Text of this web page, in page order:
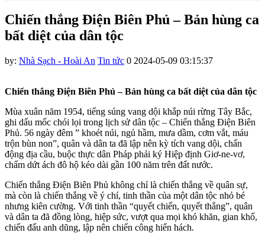
Chiến thắng Điện Biên Phủ – Bản hùng ca
bất diệt của dân tộc
by: Nhà Sạch - Hoài An Tin tức 0 2024-05-09 03:15:37
Chiến thắng Điện Biên Phủ – Bản hùng ca bất diệt của dân tộc
Mùa xuân năm 1954, tiếng súng vang dội khắp núi rừng Tây Bắc,
ghi dấu mốc chói lọi trong lịch sử dân tộc – Chiến thắng Điện Biên
Phủ. 56 ngày đêm ” khoét núi, ngủ hầm, mưa dầm, cơm vắt, máu
trộn bùn non”, quân và dân ta đã lập nên kỳ tích vang dội, chấn
động địa cầu, buộc thực dân Pháp phải ký Hiệp định Giơ-ne-vơ,
chấm dứt ách đô hộ kéo dài gần 100 năm trên đất nước.
Chiến thắng Điện Biên Phủ không chỉ là chiến thắng về quân sự,
mà còn là chiến thắng về ý chí, tinh thần của một dân tộc nhỏ bé
nhưng kiên cường. Với tinh thần “quyết chiến, quyết thắng”, quân
và dân ta đã đồng lòng, hiệp sức, vượt qua mọi khó khăn, gian khổ,
chiến đấu anh dũng, lập nên chiến công hiển hách.